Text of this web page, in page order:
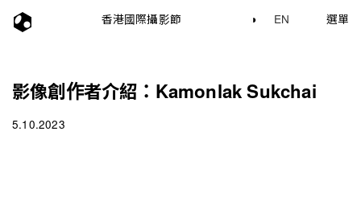
香港國際攝影節 ◑ EN 選單
影像創作者介紹：Kamonlak Sukchai
5.10.2023